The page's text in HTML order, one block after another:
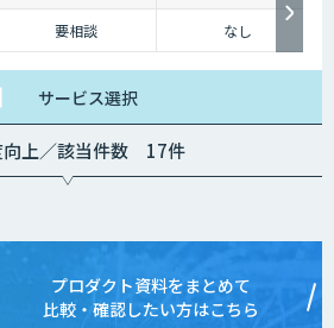
要相談 なし
サービス選択
向上／該当件数 17件
プロダクト資料をまとめて
比較・確認したい方はこちら